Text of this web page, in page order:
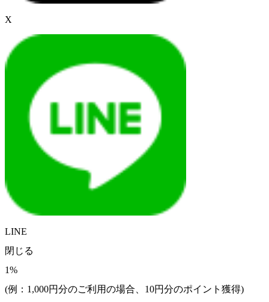
X
LINE
閉じる
1%
(例：1,000円分のご利用の場合、 10円分のポイント獲得)